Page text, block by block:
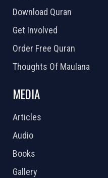
Download Quran
Get Involved
Order Free Quran
Thoughts Of Maulana
MEDIA
Articles
Audio
Books
Gallery